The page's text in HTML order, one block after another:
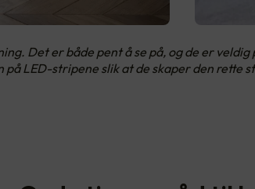
Det er både pent å se på, og de er
LED-stripene slik at de skaper den rette